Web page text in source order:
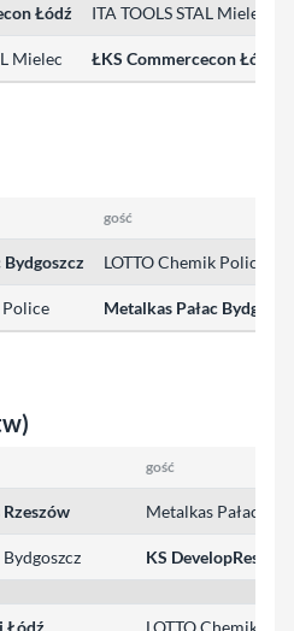
Łódź ITA TOOLS STAL Mielec
Mielec ŁKS Commercecon Łódź
gość
Bydgoszcz LOTTO Chemik Police
Police Metalkas Pałac
gość
Rzeszów Metalkas Pałac
KS DevelopRes
Łódź LOTTO Chemik